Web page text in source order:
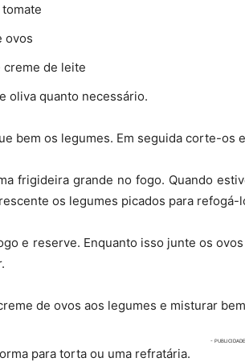
ovos
creme de leite
oliva quanto necessário.
bem os legumes. Em seguida corte-os
frigideira grande no fogo. Quando
os legumes picados para refogá-
e reserve. Enquanto isso junte os
de ovos aos legumes e misturar
para torta ou uma refratária.